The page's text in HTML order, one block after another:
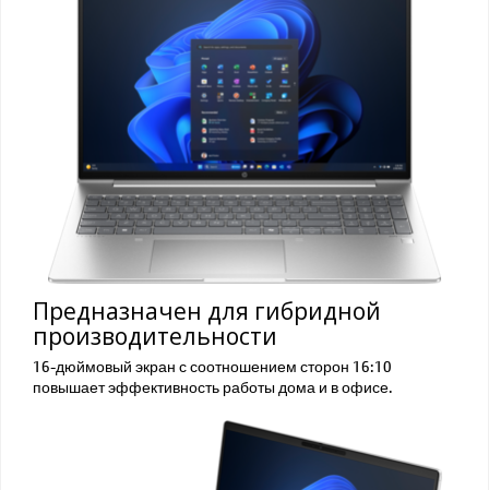
Предназначен для гибридной
производительности
16-дюймовый экран с соотношением сторон 16:10
повышает эффективность работы дома и в офисе.